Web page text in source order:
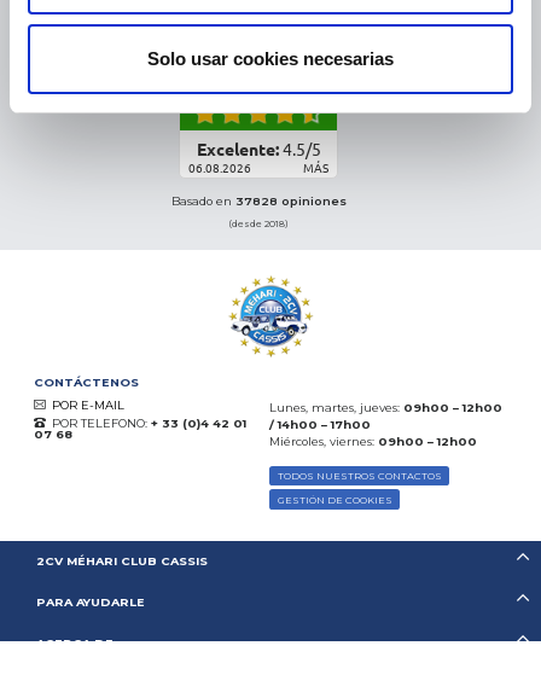
Solo usar cookies necesarias
THE FEEDBACK
Excelente:4.5/5
06.08.2026 MÁS
Basado en 37828 opiniones
(desde 2018)
CONTÁCTENOS
POR E-MAIL
POR TELEFONO: + 33 (0)4 42 01
07 68
Lunes, martes, jueves: 09h00 – 12h00
/ 14h00 – 17h00
Miércoles, viernes: 09h00 – 12h00
TODOS NUESTROS CONTACTOS
GESTIÓN DE COOKIES
2CV MÉHARI CLUB CASSIS
PARA AYUDARLE
ACERCA DE